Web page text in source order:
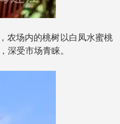
农场内的桃树以白凤水蜜桃
深受市场青睐。